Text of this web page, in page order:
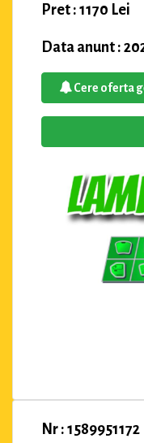
Pret : 1170 Lei
Data anunt :
Cere oferta
Nr : 1589951172